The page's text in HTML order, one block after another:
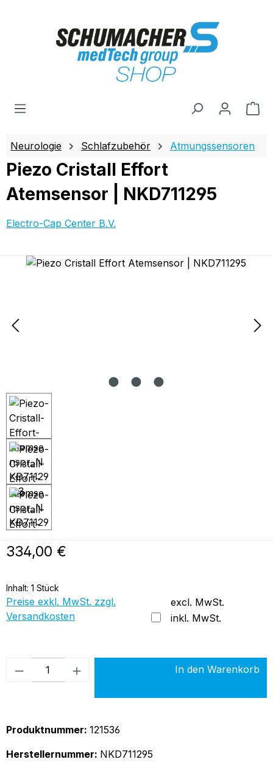
Neurologie Schlafzubehör Atmungssensoren
Piezo Cristall Effort
Atemsensor | NKD711295
Electro-Cap Center B.V.
Bildergalerie überspringen
Regulärer Preis:
334,00 €
Inhalt: 1 Stück
Preise exkl. MwSt. zzgl.
Versandkosten
excl. MwSt.
inkl. MwSt.
Produkt Anzahl: Gib den gewünschten
In den Warenkorb
Produktnummer: 121536
Herstellernummer: NKD711295